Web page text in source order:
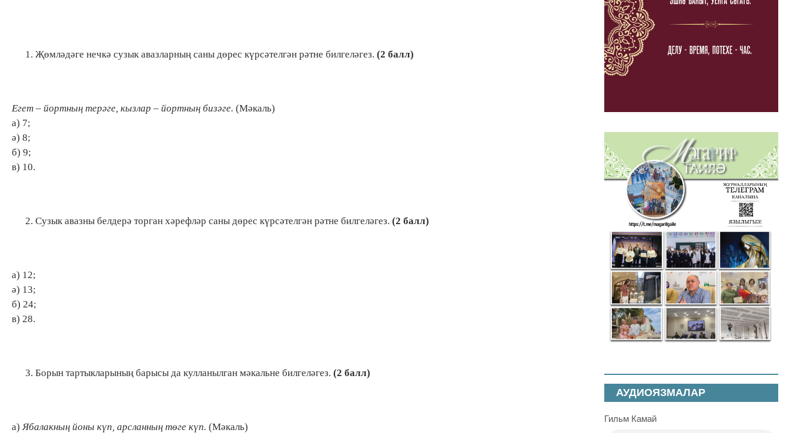
Җөмләдәге нечкә сузык авазларның саны дөрес күрсәтелгән рәтне билгеләгез. (2 балл)
Егет – йортның терәге, кызлар – йортның бизәге. (Мәкаль)
а) 7;
ә) 8;
б) 9;
в) 10.
Сузык авазны белдерә торган хәрефләр саны дөрес күрсәтелгән рәтне билгеләгез. (2 балл)
а) 12;
ә) 13;
б) 24;
в) 28.
Борын тартыкларының барысы да кулланылган мәкальне билгеләгез. (2 балл)
а) Ябалакның йоны күп, арсланның төге күп. (Мәкаль)
АУДИОЯЗМАЛАР
Гильм Камай